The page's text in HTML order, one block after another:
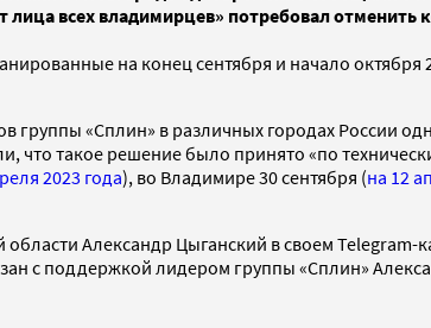
всех владимирцев» потребовал отменить
на конец сентября и начало октября
группы «Сплин» в различных городах России
что такое решение было принято «по
2023 года), во Владимире 30 сентября (на 12
Александр Цыганский в своем Telegram-
с поддержкой лидером группы «Сплин»